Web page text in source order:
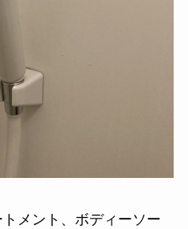
メント、ボディーソー